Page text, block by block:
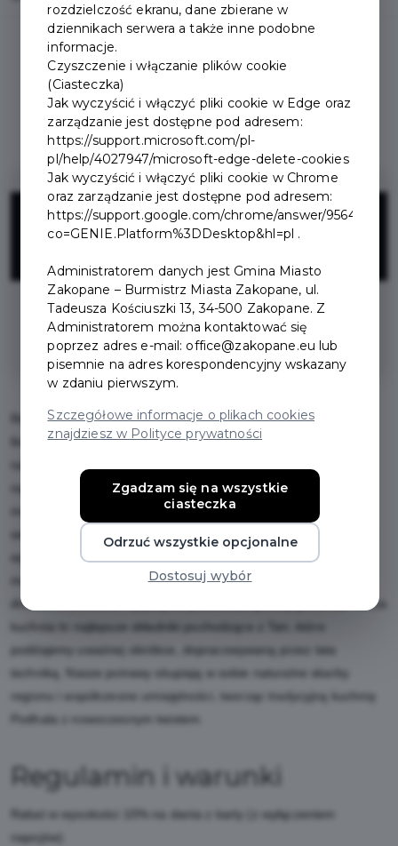
Regulamin i warunki
10%
ZNIŻKI
na dania z karty (z wyłączeniem
napojów)
Restauracja Stara Papiernia w EN Hotel. Nasza kuchnia to neo
fine dining – w wydaniu przytulnym, nieprzerysowanym i bliskim
najwyższej jakości produkty pochodzące z miejsc oddalonych
maksymalnie o 100 kilometrów od naszego siedliska. Naszym
sekretem jest prostota – robimy wszystko, co w naszej mocy, by
wyeksponować doskonałość produktu – w naszych daniach nie
ma niczego zbędnego. Podobnie jak EN Hotel to najlepsze
drewno i kamień, a my jedynie podkreślamy ich piękno, tak nasza
poddajemy uważnej obróbce, dopracowywaną przez lata
techniką. Nasze potrawy skupiają w sobie naturalne skarby
regionu i współczesne umiejętności, tworząc tradycyjną kuchnię
Podhala z nowoczesnym twistem.
Regulamin i warunki
Rabat w wysokości 10% na dania z karty (z wyłączeniem
napojów)
rozdzielczość ekranu, dane zbierane w
dziennikach serwera a także inne podobne
informacje.
Czyszczenie i włączanie plików cookie
(Ciasteczka)
Jak wyczyścić i włączyć pliki cookie w Edge oraz
zarządzanie jest dostępne pod adresem:
https://support.microsoft.com/pl-
pl/help/4027947/microsoft-edge-delete-cookies
Jak wyczyścić i włączyć pliki cookie w Chrome
oraz zarządzanie jest dostępne pod adresem:
https://support.google.com/chrome/answer/95647?
co=GENIE.Platform%3DDesktop&hl=pl .
Administratorem danych jest Gmina Miasto
Zakopane – Burmistrz Miasta Zakopane, ul.
Tadeusza Kościuszki 13, 34-500 Zakopane. Z
Administratorem można kontaktować się
poprzez adres e-mail: office@zakopane.eu lub
pisemnie na adres korespondencyjny wskazany
w zdaniu pierwszym.
Szczegółowe informacje o plikach cookies
znajdziesz w Polityce prywatności
Zgadzam się na wszystkie
ciasteczka
Odrzuć wszystkie opcjonalne
Dostosuj wybór